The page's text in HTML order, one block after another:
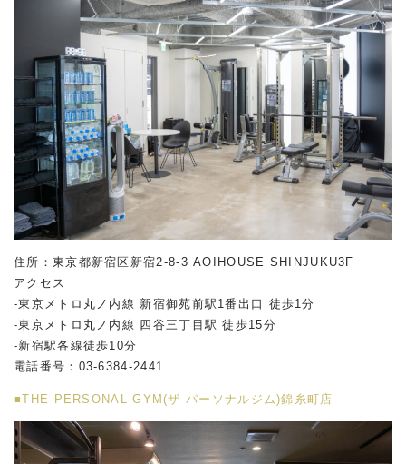
住所：東京都新宿区新宿2-8-3 AOIHOUSE SHINJUKU3F
アクセス
-東京メトロ丸ノ内線 新宿御苑前駅1番出口 徒歩1分
-東京メトロ丸ノ内線 四谷三丁目駅 徒歩15分
-新宿駅各線徒歩10分
電話番号：03-6384-2441
■THE PERSONAL GYM(ザ パーソナルジム)錦糸町店